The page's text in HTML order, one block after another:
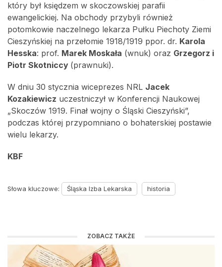
który był księdzem w skoczowskiej parafii
ewangelickiej. Na obchody przybyli również
potomkowie naczelnego lekarza Pułku Piechoty Ziemi
Cieszyńskiej na przełomie 1918/1919 ppor. dr. Karola
Hesska: prof. Marek Moskała (wnuk) oraz Grzegorz i
Piotr Skotniccy (prawnuki).
W dniu 30 stycznia wiceprezes NRL Jacek
Kozakiewicz uczestniczył w Konferencji Naukowej
„Skoczów 1919. Finał wojny o Śląski Cieszyński”,
podczas której przypomniano o bohaterskiej postawie
wielu lekarzy.
KBF
Słowa kluczowe: Śląska Izba Lekarska historia
ZOBACZ TAKŻE